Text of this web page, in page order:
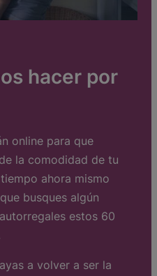
hacer por
online para que
la comodidad de tu
ahora mismo
busques algún
estos 60
a volver a ser la